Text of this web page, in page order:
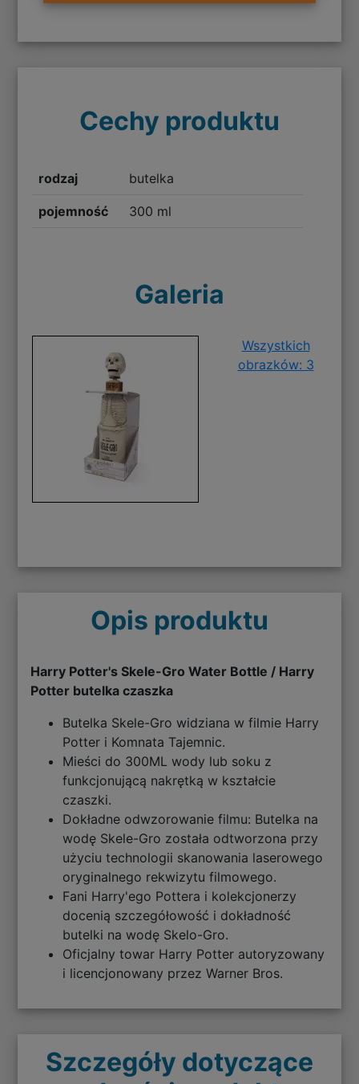
Cechy produktu
rodzaj butelka
pojemność 300 ml
Galeria
Wszystkich
obrazków: 3
Opis produktu
Harry Potter's Skele-Gro Water Bottle / Harry
Potter butelka czaszka
Butelka Skele-Gro widziana w filmie Harry
Potter i Komnata Tajemnic.
Mieści do 300ML wody lub soku z
funkcjonującą nakrętką w kształcie
czaszki.
Dokładne odwzorowanie filmu: Butelka na
wodę Skele-Gro została odtworzona przy
użyciu technologii skanowania laserowego
oryginalnego rekwizytu filmowego.
Fani Harry'ego Pottera i kolekcjonerzy
docenią szczegółowość i dokładność
butelki na wodę Skelo-Gro.
Oficjalny towar Harry Potter autoryzowany
i licencjonowany przez Warner Bros.
Szczegóły dotyczące